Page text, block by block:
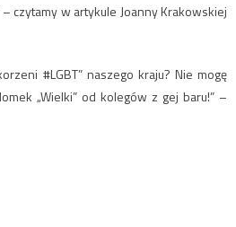
czytamy w artykule Joanny Krakowskiej
#LGBT” naszego kraju? Nie mogę
„Wielki” od kolegów z gej baru!” –